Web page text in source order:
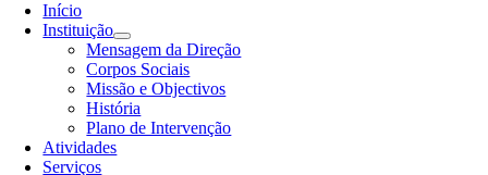
Início
Instituição
Mensagem da Direção
Corpos Sociais
Missão e Objectivos
História
Plano de Intervenção
Atividades
Serviços